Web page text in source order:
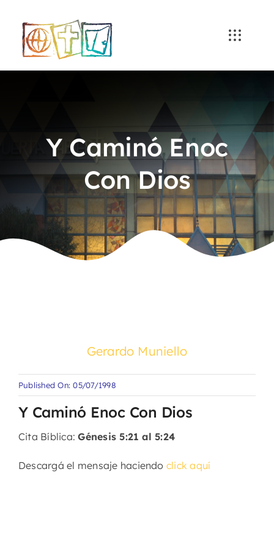
content
Y Caminó Enoc
Con Dios
Gerardo Muniello
Published On: 05/07/1998
Y Caminó Enoc Con Dios
Cita Bíblica:Génesis 5:21 al 5:24
Descargá el mensaje haciendo click aquí